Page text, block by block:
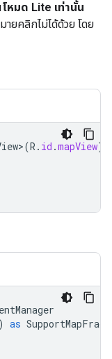
โหมด Lite เท่านั้น
ายคลิกไม่ได้ด้วย โดย
(R . id .mapView)
) as